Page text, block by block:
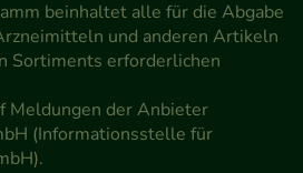
beinhaltet alle für die Abgabe
und anderen Artikeln
Sortiments erforderlichen
Meldungen der Anbieter
(Informationsstelle für